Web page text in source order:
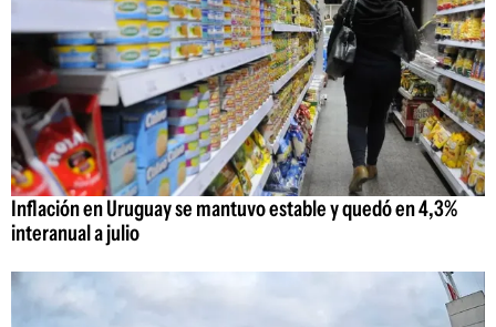
Inflación en Uruguay se mantuvo estable y quedó en 4,3%
interanual a julio